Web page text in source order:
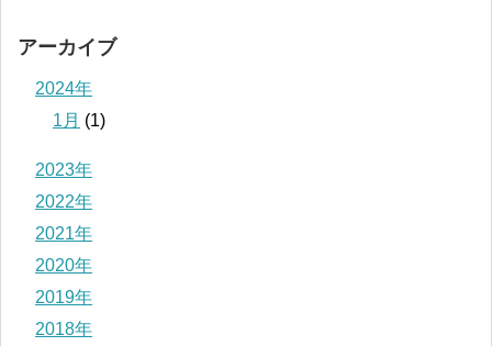
アーカイブ
2024年
1月 (1)
2023年
2022年
2021年
2020年
2019年
2018年